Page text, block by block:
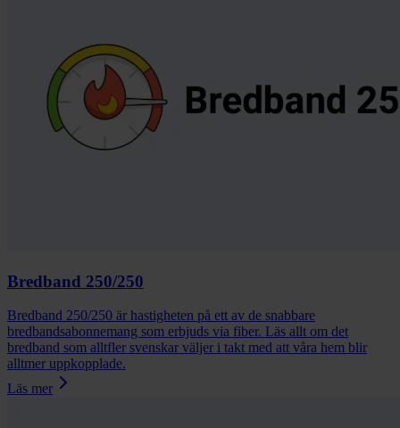
Bredband 250/250
Bredband 250/250 är hastigheten på ett av de snabbare
bredbandsabonnemang som erbjuds via fiber. Läs allt om det
bredband som alltfler svenskar väljer i takt med att våra hem blir
alltmer uppkopplade.
Läs mer